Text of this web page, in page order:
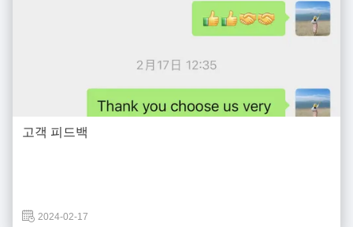
고객 피드백
2024-02-17